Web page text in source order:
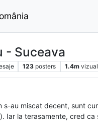
- Suceava
123 posters 1.4m
s-au miscat decent, sunt
Iar la terasamente, cred